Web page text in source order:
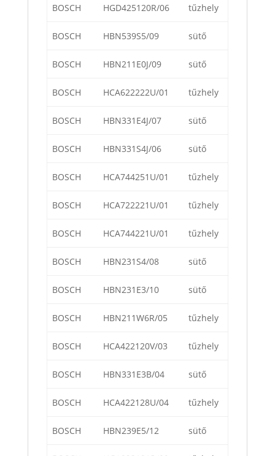
BOSCH HGD425120R/06 tűzhely
BOSCH HBN539S5/09 sütő
BOSCH HBN211E0J/09 sütő
BOSCH HCA622222U/01 tűzhely
BOSCH HBN331E4J/07 sütő
BOSCH HBN331S4J/06 sütő
BOSCH HCA744251U/01 tűzhely
BOSCH HCA722221U/01 tűzhely
BOSCH HCA744221U/01 tűzhely
BOSCH HBN231S4/08 sütő
BOSCH HBN231E3/10 sütő
BOSCH HBN211W6R/05 tűzhely
BOSCH HCA422120V/03 tűzhely
BOSCH HBN331E3B/04 sütő
BOSCH HCA422128U/04 tűzhely
BOSCH HBN239E5/12 sütő